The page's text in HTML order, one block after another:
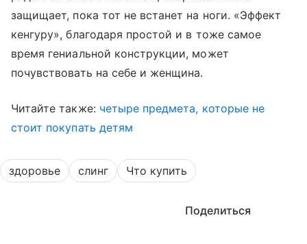
защищает, пока тот не встанет на ноги. «Эффект
кенгуру», благодаря простой и в тоже самое
время гениальной конструкции, может
почувствовать на себе и женщина.
Читайте также: четыре предмета, которые не
стоит покупать детям
здоровье слинг Что купить
Поделиться